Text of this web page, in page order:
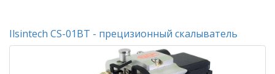
Ilsintech CS-01BT - прецизионный скалыватель